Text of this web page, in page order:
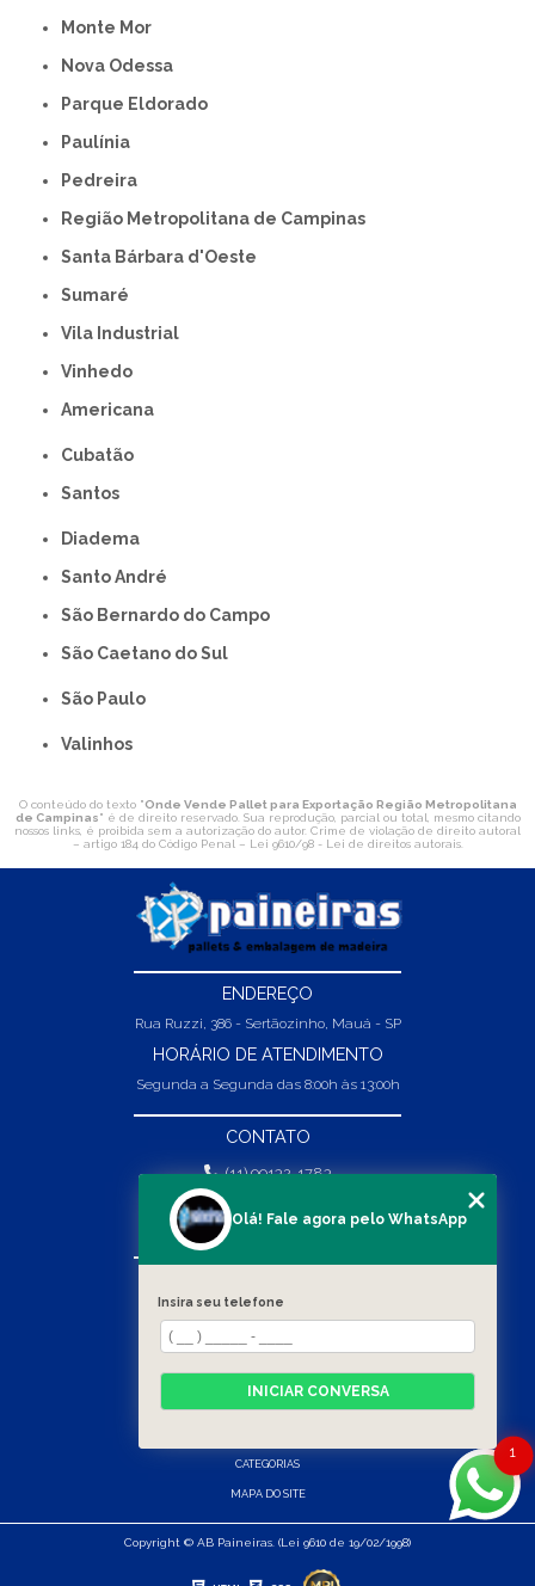
Monte Mor
Nova Odessa
Parque Eldorado
Paulínia
Pedreira
Região Metropolitana de Campinas
Santa Bárbara d'Oeste
Sumaré
Vila Industrial
Vinhedo
americana
Cubatão
Santos
Diadema
Santo André
São Bernardo do Campo
São Caetano do Sul
São Paulo
Valinhos
O conteúdo do texto "Onde Vende Pallet para Exportação Região Metropolitana
de Campinas" é de direito reservado. Sua reprodução, parcial ou total, mesmo citando
nossos links, é proibida sem a autorização do autor. Crime de violação de direito autoral
– artigo 184 do Código Penal – Lei 9610/98 - Lei de direitos autorais.
ENDEREÇO
Rua Ruzzi, 386 - Sertãozinho, Mauá - SP
HORÁRIO DE ATENDIMENTO
Segunda a Segunda das 8:00h às 13:00h
CONTATO
(11) 99132-1783
(11) 99132-1783
vendas@abpaineiras.com.br
SOBRE NÓS
PRODUTOS
CATEGORIAS
MAPA DO SITE
Copyright © AB Paineiras. (Lei 9610 de 19/02/1998)
1
Olá! Fale agora pelo WhatsApp
Insira seu telefone
INICIAR CONVERSA